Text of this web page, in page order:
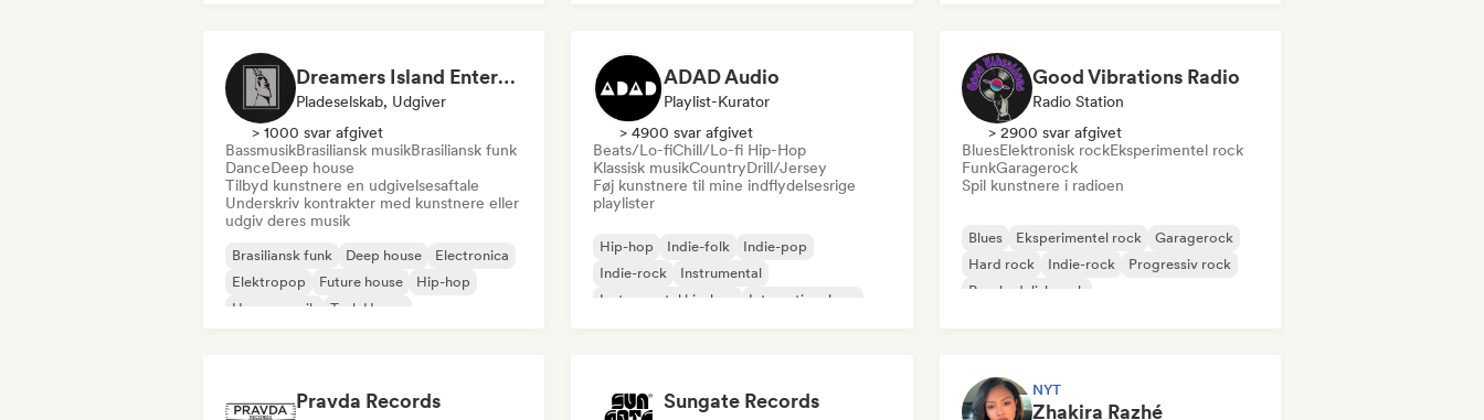
Dreamers Island Entertainment
Pladeselskab, Udgiver
> 1000 svar afgivet
BassmusikBrasiliansk musikBrasiliansk funk
DanceDeep house
Tilbyd kunstnere en udgivelsesaftale
Underskriv kontrakter med kunstnere eller
udgiv deres musik
Brasiliansk funk Deep house
Electronica
Elektropop
Future house
Hip-hop
House-musik
Tech House
ADAD Audio
Playlist-Kurator
> 4900 svar afgivet
Beats/Lo-fiChill/Lo-fi Hip-Hop
Klassisk musikCountryDrill/Jersey
Føj kunstnere til mine indflydelsesrige
playlister
Hip-hop Indie-folk
Indie-pop
Indie-rock
Instrumental
Instrumental hip-hop
International rap
Good Vibrations Radio
Radio Station
> 2900 svar afgivet
BluesElektronisk rockEksperimentel rock
FunkGaragerock
Spil kunstnere i radioen
Blues Eksperimentel rock
Garagerock
Hard rock
Indie-rock
Progressiv rock
Psychedelisk rock
Pravda Records Sungate Records NYT
Zhakira Razhé